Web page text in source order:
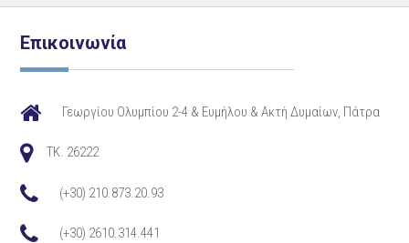
Επικοινωνία
Γεωργίου Ολυμπίου 2-4 & Ευμήλου & Ακτή Δυμαίων, Πάτρα
TK. 26222
(+30) 210.873.20.93
(+30) 2610.314.441